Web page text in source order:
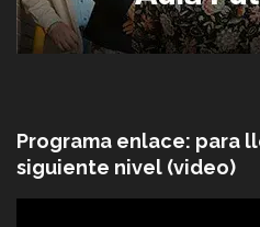
Programa enlace: para
siguiente nivel (video)